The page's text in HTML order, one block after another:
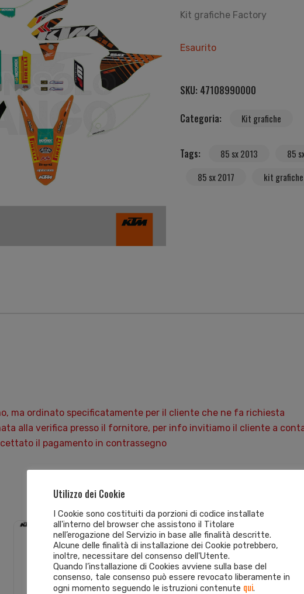
Kit grafiche Factory
Esaurito
SKU: 47108990000
Categoria:
Kit grafiche
Tags: 85 sx 2013 85
85 sx 2017
kit
ma ordinato specificatamente per il cliente che ne fa richiesta
alla verifica presso il fornitore, per info invitiamo il cliente a
il pagamento in contrassegno
Utilizzo dei Cookie
I Cookie sono costituiti da porzioni di codice installate
all'interno del browser che assistono il Titolare
nell’erogazione del Servizio in base alle finalità descritte.
Alcune delle finalità di installazione dei Cookie potrebbero,
inoltre, necessitare del consenso dell'Utente.
Quando l’installazione di Cookies avviene sulla base del
consenso, tale consenso può essere revocato liberamente in
ogni momento seguendo le istruzioni contenute qui.